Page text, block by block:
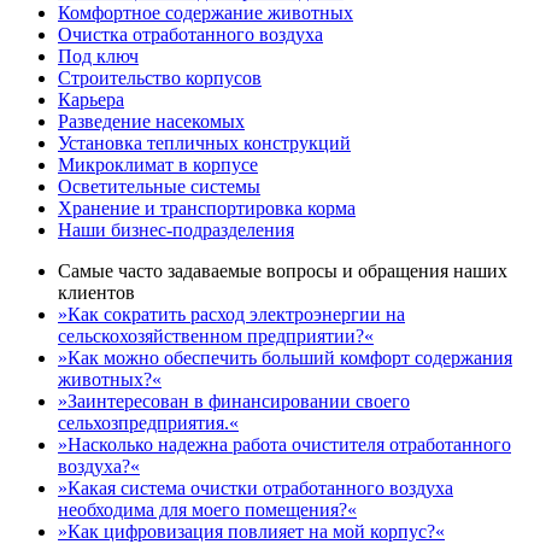
Комфортное содержание животных
Очистка отработанного воздуха
Под ключ
Строительство корпусов
Карьера
Разведение насекомых
Установка тепличных конструкций
Микроклимат в корпусе
Осветительные системы
Хранение и транспортировка корма
Наши бизнес-подразделения
Самые часто задаваемые вопросы и обращения наших
клиентов
»Как сократить расход электроэнергии на
сельскохозяйственном предприятии?«
»Как можно обеспечить больший комфорт содержания
животных?«
»Заинтересован в финансировании своего
сельхозпредприятия.«
»Насколько надежна работа очистителя отработанного
воздуха?«
»Какая система очистки отработанного воздуха
необходима для моего помещения?«
»Как цифровизация повлияет на мой корпус?«